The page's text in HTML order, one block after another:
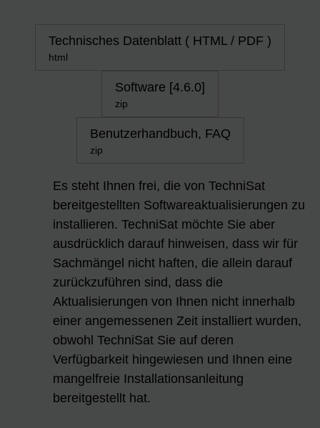
Technisches Datenblatt ( HTML / PDF )
html
Software [4.6.0]
zip
Benutzerhandbuch, FAQ
zip
Es steht Ihnen frei, die von TechniSat
bereitgestellten Softwareaktualisierungen zu
installieren. TechniSat möchte Sie aber
ausdrücklich darauf hinweisen, dass wir für
Sachmängel nicht haften, die allein darauf
zurückzuführen sind, dass die
Aktualisierungen von Ihnen nicht innerhalb
einer angemessenen Zeit installiert wurden,
obwohl TechniSat Sie auf deren
Verfügbarkeit hingewiesen und Ihnen eine
mangelfreie Installationsanleitung
bereitgestellt hat.